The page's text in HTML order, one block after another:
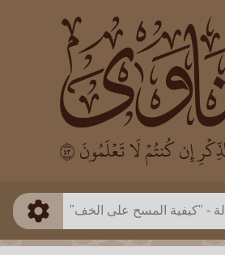
العثيمين
طريقة البحث
ذكي